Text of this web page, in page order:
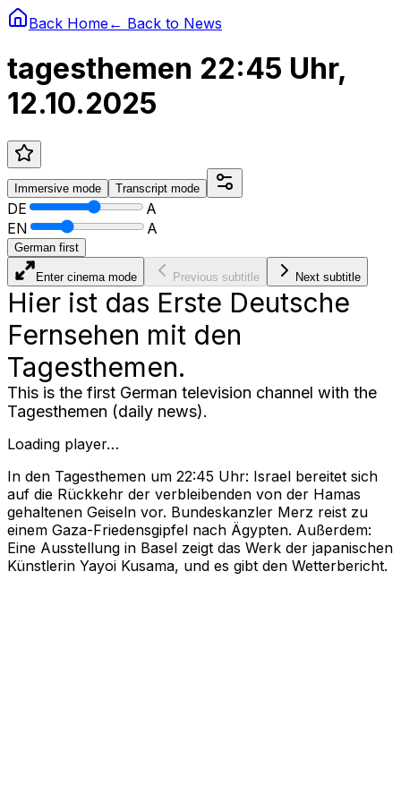
Back Home← Back to News
tagesthemen 22:45 Uhr,
12.10.2025
Immersive mode Transcript mode
DE
A
EN
A
German first
Enter cinema mode Previous subtitle Next subtitle
Hier ist das Erste Deutsche
Fernsehen mit den
Tagesthemen.
This is the first German television channel with the
Tagesthemen (daily news).
Loading player…
In den Tagesthemen um 22:45 Uhr: Israel bereitet sich
auf die Rückkehr der verbleibenden von der Hamas
gehaltenen Geiseln vor. Bundeskanzler Merz reist zu
einem Gaza-Friedensgipfel nach Ägypten. Außerdem:
Eine Ausstellung in Basel zeigt das Werk der japanischen
Künstlerin Yayoi Kusama, und es gibt den Wetterbericht.